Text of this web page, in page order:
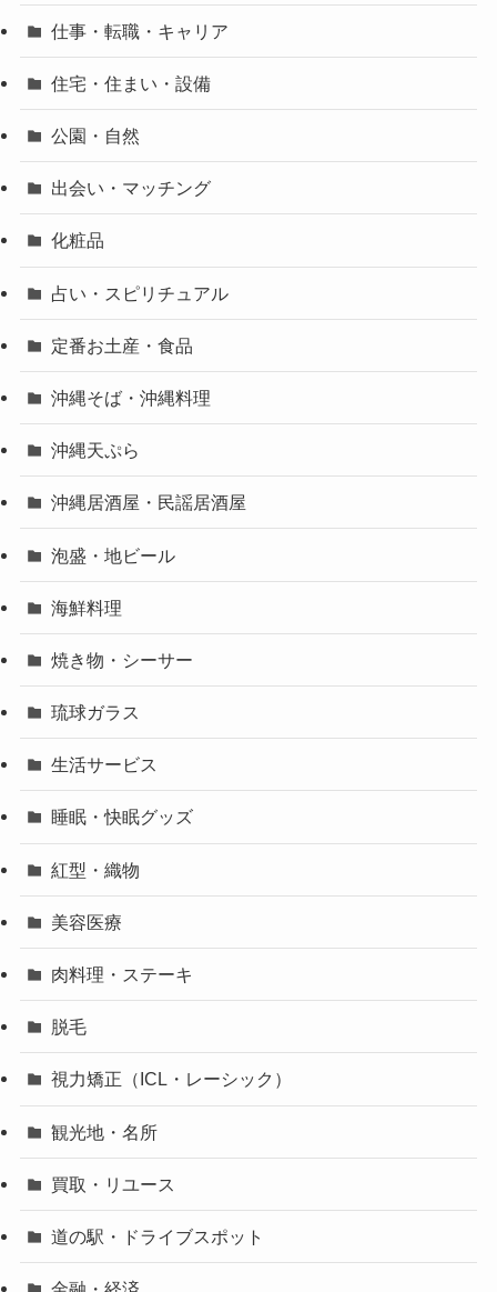
仕事・転職・キャリア
住宅・住まい・設備
公園・自然
出会い・マッチング
化粧品
占い・スピリチュアル
定番お土産・食品
沖縄そば・沖縄料理
沖縄天ぷら
沖縄居酒屋・民謡居酒屋
泡盛・地ビール
海鮮料理
焼き物・シーサー
琉球ガラス
生活サービス
睡眠・快眠グッズ
紅型・織物
美容医療
肉料理・ステーキ
脱毛
視力矯正（ICL・レーシック）
観光地・名所
買取・リユース
道の駅・ドライブスポット